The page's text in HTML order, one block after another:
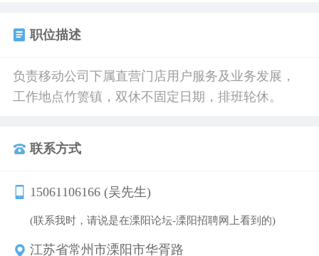
职位描述
负责移动公司下属直营门店用户服务及业务发展，
工作地点竹箦镇，双休不固定日期，排班轮休。
联系方式
15061106166 (吴先生)
(联系我时，请说是在溧阳论坛-溧阳招聘网上看到的)
江苏省常州市溧阳市华胥路